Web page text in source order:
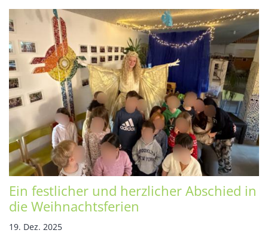
Ein festlicher und herzlicher Abschied in
die Weihnachtsferien
19. Dez. 2025